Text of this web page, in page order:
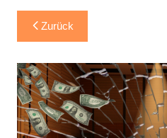
Beitragsnavigation
Zurück